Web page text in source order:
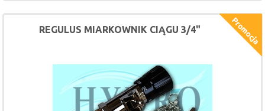
REGULUS MIARKOWNIK CIĄGU 3/4"